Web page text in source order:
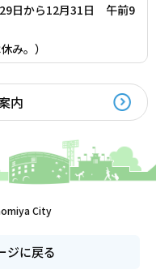
日から12月31日 午前9
み。）
内
City
ジに戻る